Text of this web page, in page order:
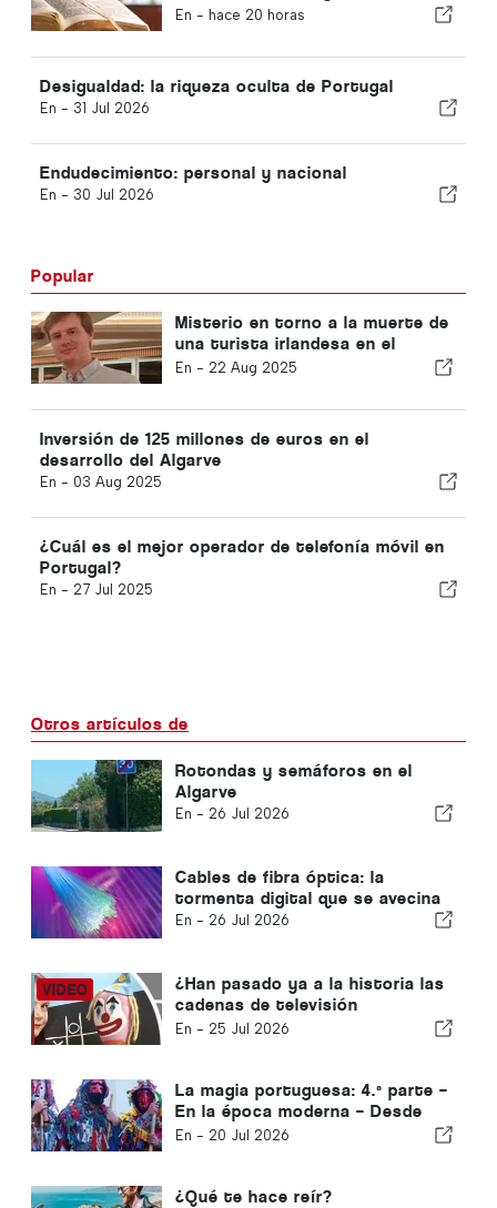
Tyndale
En - hace 20 horas
Desigualdad: la riqueza oculta de Portugal
En - 31 Jul 2026
Endudecimiento: personal y nacional
En - 30 Jul 2026
Popular
Misterio en torno a la muerte de
una turista irlandesa en el
Algarve
En - 22 Aug 2025
Inversión de 125 millones de euros en el
desarrollo del Algarve
En - 03 Aug 2025
¿Cuál es el mejor operador de telefonía móvil en
Portugal?
En - 27 Jul 2025
Otros artículos de
Rotondas y semáforos en el
Algarve
En - 26 Jul 2026
Cables de fibra óptica: la
tormenta digital que se avecina
En - 26 Jul 2026
¿Han pasado ya a la historia las
cadenas de televisión
convencionales?
En - 25 Jul 2026
La magia portuguesa: 4.ª parte –
En la época moderna – Desde
1500 hasta la actualidad
En - 20 Jul 2026
¿Qué te hace reír?